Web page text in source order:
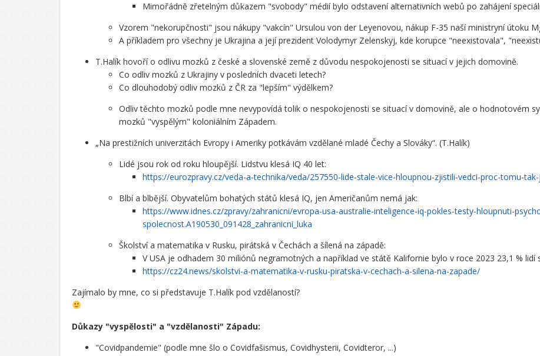
Mimořádně zřetelným důkazem "svobody" médií bylo odstavení alternativních webů po zahájení
Vzorem "nekorupčnosti" jsou nákupy "vakcín" Ursulou von der Leyenovou, nákup F-35 naší ministryní útoku
A příkladem pro všechny je Ukrajina a její prezident Volodymyr Zelenskyj, kde korupce "neexistovala",
T.Halík hovoří o odlivu mozků z české a slovenské země z důvodu nespokojenosti se situací v jejich domovině.
Co odliv mozků z Ukrajiny v posledních dvaceti letech?
Co dlouhodobý odliv mozků z ČR za "lepším" výdělkem?
Odliv těchto mozků podle mne nevypovídá tolik o nespokojenosti se situací v domovině, ale o hodnotovém
mozků "vyspělým" koloniálním Západem.
„Na prestižních univerzitách Evropy i Ameriky potkávám vzdělané mladé Čechy a Slováky“. (T.Halík)
Lidé jsou rok od roku hloupější. Lidstvu klesá IQ 40 let:
https://eurozpravy.cz/veda-a-technika/veda/257550-lide-stale-vice-hloupnou-zjistili-vedci-proc-tomu-
Blbí a blbější. Obyvatelům bohatých států klesá IQ, jen Američanům nemá jak:
https://www.idnes.cz/zpravy/zahranicni/evropa-usa-australie-inteligence-iq-pokles-testy-hloupnuti-
spolecnost.A190530_091428_zahranicni_luka
Školství a matematika v Rusku, pirátská v Čechách a šílená na západě:
V USA je odhadem 30 miliónů negramotných a například ve státě Kalifornie bylo v roce 2023 23,1 %
https://cz24.news/skolstvi-a-matematika-v-rusku-piratska-v-cechach-a-silena-na-zapade/
Zajímalo by mne, co si představuje T.Halík pod vzdělaností?
Důkazy "vyspělosti" a "vzdělanosti" Západu:
"Covidpandemie" (podle mne šlo o Covidfašismus, Covidhysterii, Covidteror, ...)